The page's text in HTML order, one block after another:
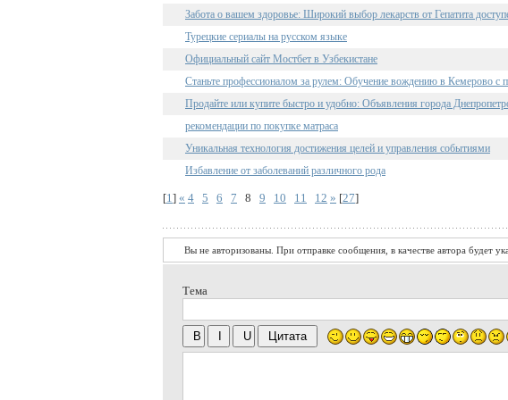
Забота о вашем здоровье: Широкий выбор лекарств от Гепатита
Турецкие сериалы на русском языке
Официальный сайт Мостбет в Узбекистане
Станьте профессионалом за рулем: Обучение вождению в Кемерово с
Продайте или купите быстро и удобно: Объявления города
рекомендации по покупке матраса
Уникальная технология достижения целей и управления событиями
Избавление от заболеваний различного рода
[1 ] « 4 5 6 7 8 9 10 11 12 » [27]
Вы не авторизованы. При отправке сообщения, в качестве автора будет
Тема